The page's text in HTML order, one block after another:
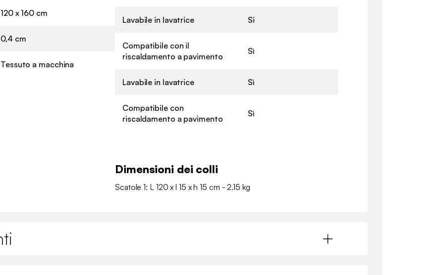
120 x 160 cm
0,4 cm
Tessuto a macchina
Lavabile in lavatrice Si
Compatibile con il
riscaldamento a pavimento
Sì
Lavabile in lavatrice Sì
Compatibile con
riscaldamento a pavimento
Sì
Dimensioni dei colli
Scatole 1: L 120 x l 15 x h 15 cm - 2.15 kg